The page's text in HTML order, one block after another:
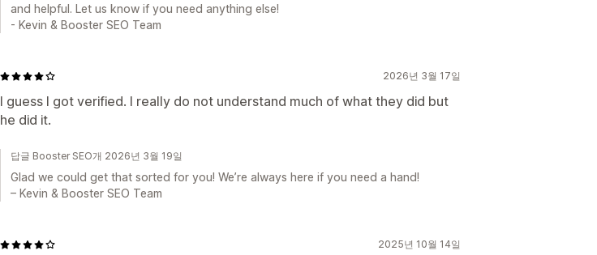
and helpful. Let us know if you need anything else!
- Kevin & Booster SEO Team
2026년 3월 17일
I guess I got verified. I really do not understand much of what they did but
he did it.
답글 Booster SEO개 2026년 3월 19일
Glad we could get that sorted for you! We’re always here if you need a hand!
– Kevin & Booster SEO Team
2025년 10월 14일